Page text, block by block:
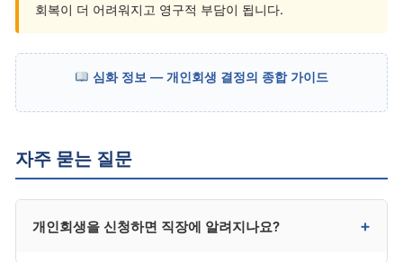
회복이 더 어려워지고 영구적 부담이 됩니다.
심화 정보 — 개인회생 결정의 종합 가이드
자주 묻는 질문
개인회생을 신청하면 직장에 알려지나요? +